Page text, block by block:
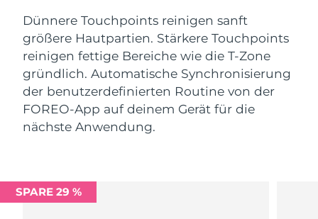
Dünnere Touchpoints reinigen sanft
größere Hautpartien. Stärkere Touchpoints
reinigen fettige Bereiche wie die T-Zone
gründlich. Automatische Synchronisierung
der benutzerdefinierten Routine von der
FOREO-App auf deinem Gerät für die
nächste Anwendung.
SPARE 29 %